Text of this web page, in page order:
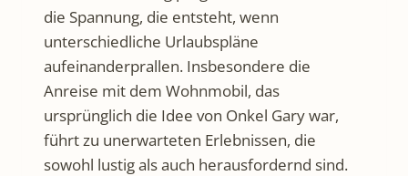
die Spannung, die entsteht, wenn
unterschiedliche Urlaubspläne
aufeinanderprallen. Insbesondere die
Anreise mit dem Wohnmobil, das
ursprünglich die Idee von Onkel Gary war,
führt zu unerwarteten Erlebnissen, die
sowohl lustig als auch herausfordernd sind.